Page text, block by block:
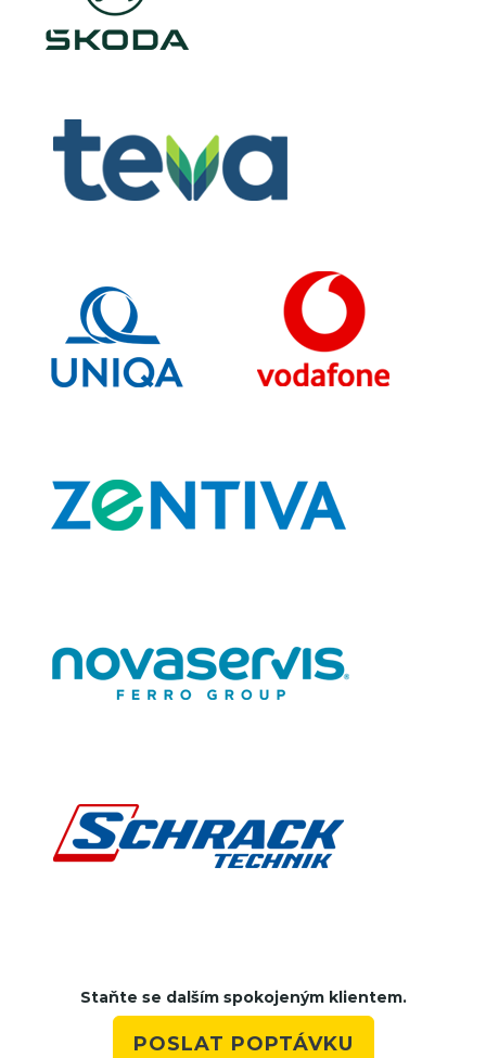
Staňte se dalším spokojeným klientem.
POSLAT POPTÁVKU